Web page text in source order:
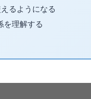
るようになる
理解する